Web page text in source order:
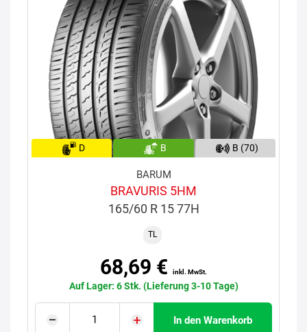
D B B (70)
BARUM
BRAVURIS 5HM
165/60 R 15 77H
TL
68,69 € inkl. MwSt.
Auf Lager: 6 Stk. (Lieferung 3-10 Tage)
In den Warenkorb